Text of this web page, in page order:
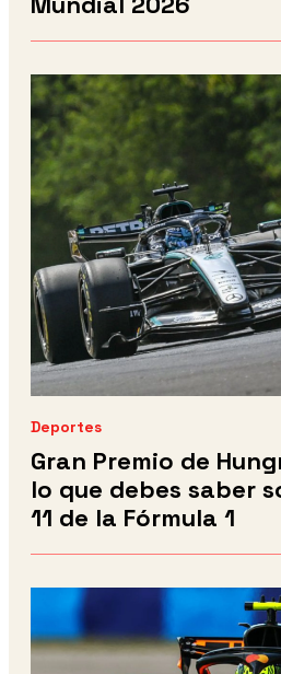
Deportes
Gran Premio de
lo que debes saber
11 de la Fórmula 1